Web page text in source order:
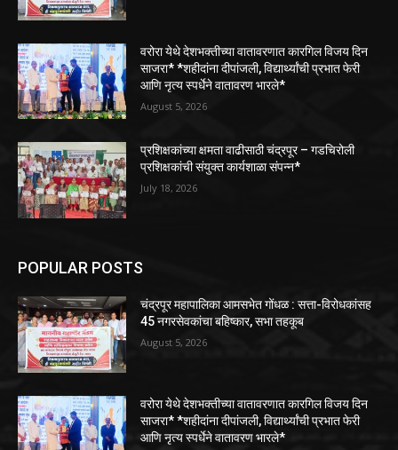
वरोरा येथे देशभक्तीच्या वातावरणात कारगिल विजय दिन
साजरा* *शहीदांना दीपांजली, विद्यार्थ्यांची प्रभात फेरी
आणि नृत्य स्पर्धेने वातावरण भारले*
August 5, 2026
प्रशिक्षकांच्या क्षमता वाढीसाठी चंद्रपूर – गडचिरोली
प्रशिक्षकांची संयुक्त कार्यशाळा संपन्न*
July 18, 2026
POPULAR POSTS
चंद्रपूर महापालिका आमसभेत गोंधळ : सत्ता-विरोधकांसह
45 नगरसेवकांचा बहिष्कार, सभा तहकूब
August 5, 2026
वरोरा येथे देशभक्तीच्या वातावरणात कारगिल विजय दिन
साजरा* *शहीदांना दीपांजली, विद्यार्थ्यांची प्रभात फेरी
आणि नृत्य स्पर्धेने वातावरण भारले*